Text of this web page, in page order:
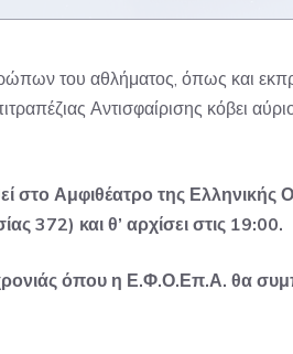
του αθλήματος, όπως και
Αντισφαίρισης κόβει
στο Αμφιθέατρο της Ελληνικής
372) και θ’ αρχίσει στις 19:00.
όπου η Ε.Φ.Ο.Επ.Α. θα